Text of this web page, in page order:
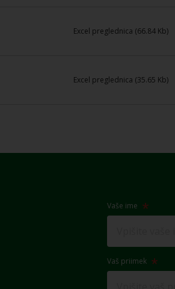
Excel preglednica (66.84 Kb)
Excel preglednica (35.65 Kb)
Vaše ime
Vaš priimek